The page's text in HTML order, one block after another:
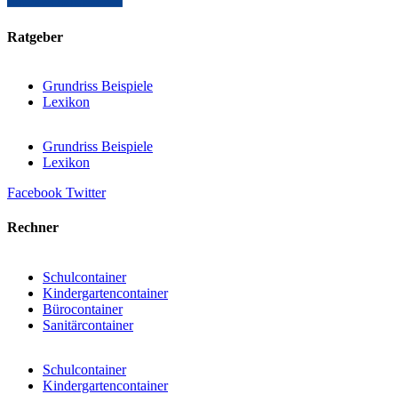
Ratgeber
Grundriss Beispiele
Lexikon
Grundriss Beispiele
Lexikon
Facebook Twitter
Rechner
Schulcontainer
Kindergartencontainer
Bürocontainer
Sanitärcontainer
Schulcontainer
Kindergartencontainer